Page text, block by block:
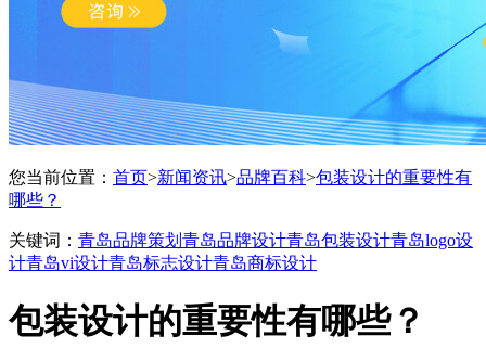
您当前位置： 首页>新闻资讯>品牌百科>包装设计的重要性有
哪些？
关键词： 青岛品牌策划 青岛品牌设计青岛包装设计青岛logo设
计青岛vi设计青岛标志设计青岛商标设计
包装设计的重要性有哪些？